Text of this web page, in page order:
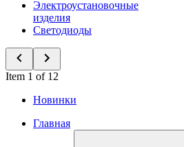
Электроустановочные
изделия
Светодиоды
Item 1 of 12
Новинки
Главная